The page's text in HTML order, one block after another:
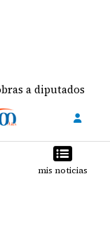
mis noticias